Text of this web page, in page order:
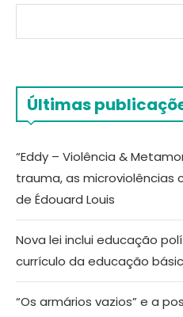
Últimas
“Eddy – Violência &
trauma, as microviolências
de Édouard Louis
Nova lei inclui educação
currículo da educação
“Os armários vazios” e a